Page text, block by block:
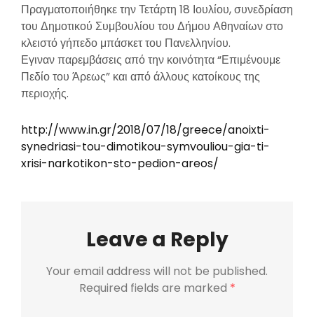
Πραγματοποιήθηκε την Τετάρτη 18 Ιουλίου, συνεδρίαση
του Δημοτικού Συμβουλίου του Δήμου Αθηναίων στο
κλειστό γήπεδο μπάσκετ του Πανελληνίου.
Εγιναν παρεμβάσεις από την κοινότητα “Επιμένουμε
Πεδίο του Άρεως” και από άλλους κατοίκους της
περιοχής.
http://www.in.gr/2018/07/18/greece/anoixti-
synedriasi-tou-dimotikou-symvouliou-gia-ti-
xrisi-narkotikon-sto-pedion-areos/
Leave a Reply
Your email address will not be published.
Required fields are marked *